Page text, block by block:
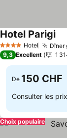
4 Étoiles Hotel Dîner
Hotel Parigi
9,3 Excellent 1
De 150 CHF
Consulter les
Choix populaire